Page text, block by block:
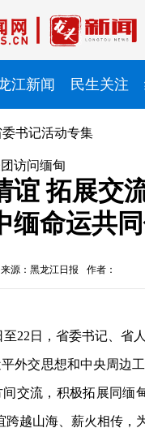
江新闻 民生关注
委书记活动专集
访问缅甸
谊 拓展交
缅命运共
来源：黑龙江日报 作者：
至22日，省委书记、省
外交思想和中央周边
交流，积极拓展同缅
跨越山海、薪火相传，